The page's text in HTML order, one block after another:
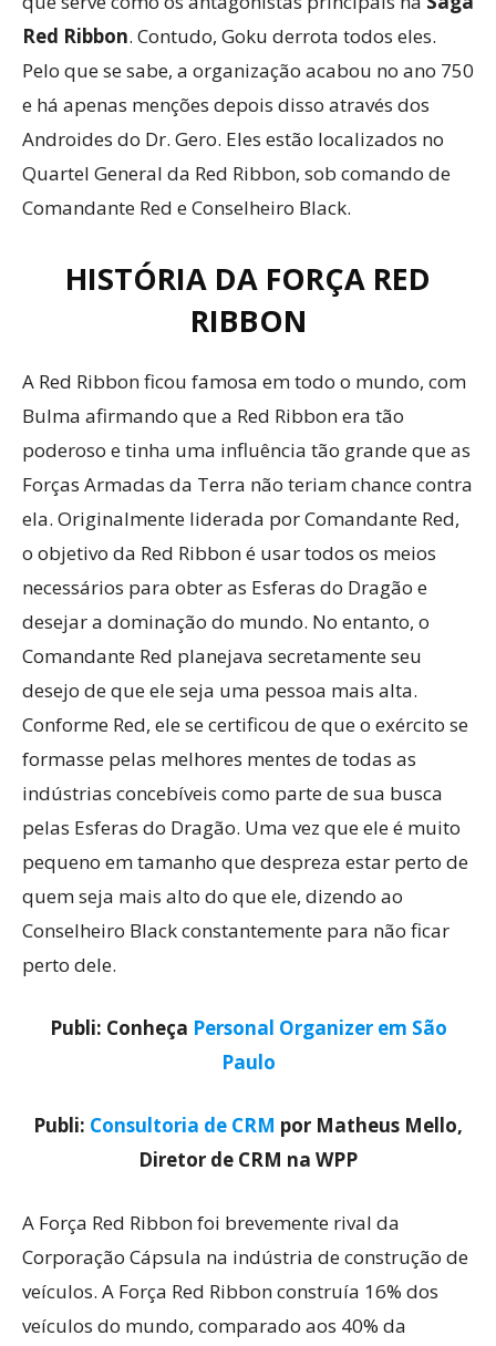
Red Ribbon. Contudo, Goku derrota todos eles.
Pelo que se sabe, a organização acabou no ano 750
e há apenas menções depois disso através dos
Androides do Dr. Gero. Eles estão localizados no
Quartel General da Red Ribbon, sob comando de
Comandante Red e Conselheiro Black.
HISTÓRIA DA FORÇA RED
RIBBON
A Red Ribbon ficou famosa em todo o mundo, com
Bulma afirmando que a Red Ribbon era tão
poderoso e tinha uma influência tão grande que as
Forças Armadas da Terra não teriam chance contra
ela. Originalmente liderada por Comandante Red,
o objetivo da Red Ribbon é usar todos os meios
necessários para obter as Esferas do Dragão e
desejar a dominação do mundo. No entanto, o
Comandante Red planejava secretamente seu
desejo de que ele seja uma pessoa mais alta.
Conforme Red, ele se certificou de que o exército se
formasse pelas melhores mentes de todas as
indústrias concebíveis como parte de sua busca
pelas Esferas do Dragão. Uma vez que ele é muito
pequeno em tamanho que despreza estar perto de
quem seja mais alto do que ele, dizendo ao
Conselheiro Black constantemente para não ficar
perto dele.
Publi: Conheça Personal Organizer em São
Paulo
Publi: Consultoria de CRM por Matheus Mello,
Diretor de CRM na WPP
A Força Red Ribbon foi brevemente rival da
Corporação Cápsula na indústria de construção de
veículos. A Força Red Ribbon construía 16% dos
veículos do mundo, comparado aos 40% da